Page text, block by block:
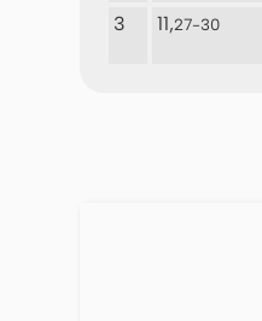
3 11,27-30